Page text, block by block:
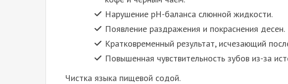
Нарушение рН-баланса слюнной жидкости.
Появление раздражения и покраснения десен.
Кратковременный результат, исчезающий
Повышенная чувствительность зубов из-за
Чистка языка пищевой содой.